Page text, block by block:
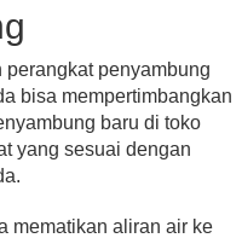
penyambung
bisa mempertimbangkan
baru di toko
yang sesuai dengan
mematikan aliran air ke